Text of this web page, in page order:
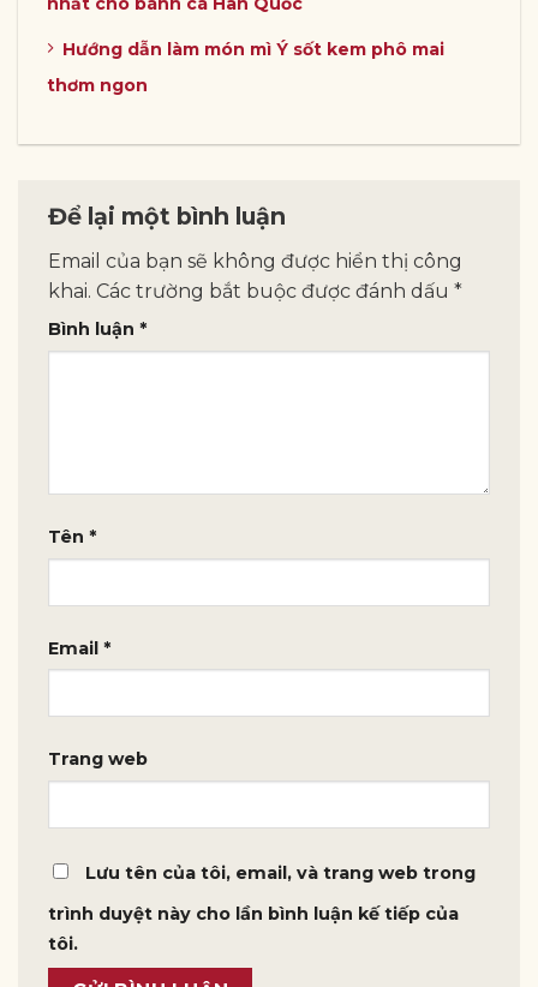
Hướng dẫn làm món mì Ý sốt kem phô mai
thơm ngon
Để lại một bình luận
Email của bạn sẽ không được hiển thị công
khai. Các trường bắt buộc được đánh dấu *
Bình luận *
Tên *
Email *
Trang web
Lưu tên của tôi, email, và trang web trong
trình duyệt này cho lần bình luận kế tiếp của
tôi.